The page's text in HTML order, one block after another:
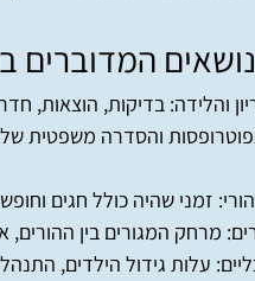
המדוברים
והלידה: בדיקות, הוצאות,
והסדרה משפטית של
זמני שהיה כולל חגים
מרחק המגורים בין ההורים,
עלות גידול הילדים,